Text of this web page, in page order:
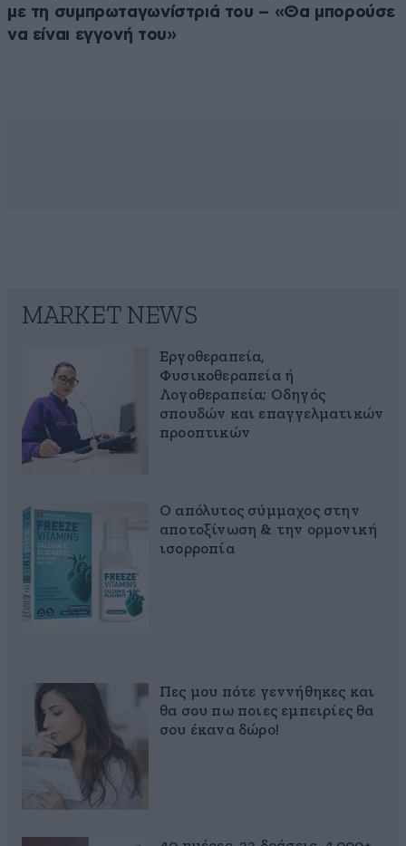
με τη συμπρωταγωνίστριά του – «Θα μπορούσε
να είναι εγγονή του»
MARKET NEWS
Εργοθεραπεία,
Φυσικοθεραπεία ή
Λογοθεραπεία; Οδηγός
σπουδών και επαγγελματικών
προοπτικών
Ο απόλυτος σύμμαχος στην
αποτοξίνωση & την ορμονική
ισορροπία
Πες μου πότε γεννήθηκες και
θα σου πω ποιες εμπειρίες θα
σου έκανα δώρο!